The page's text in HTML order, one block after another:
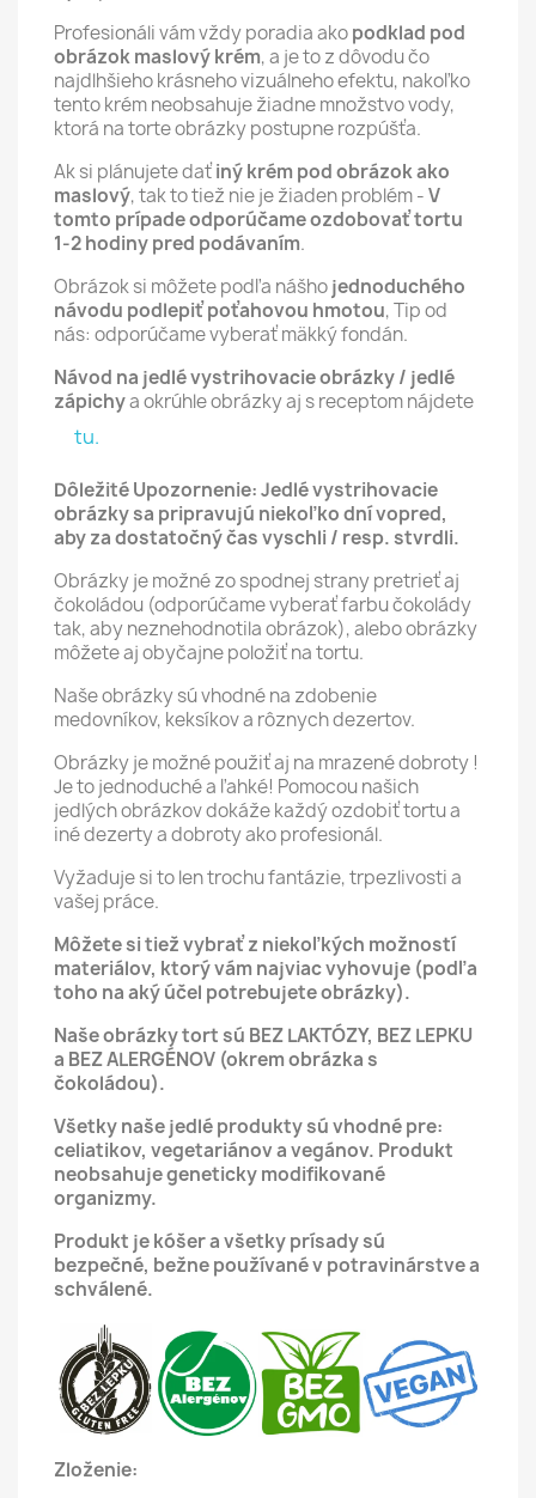
Profesionáli vám vždy poradia akopodklad pod
obrázok maslový krém, a je to z dôvodu čo
najdlhšieho krásneho vizuálneho efektu, nakoľko
tento krém neobsahuje žiadne množstvo vody,
ktorá na torte obrázky postupne rozpúšťa.
Ak si plánujete daťiný krém pod obrázok ako
maslový, tak to tiež nie je žiaden problém -V
tomto prípade odporúčame ozdobovať tortu
1-2 hodiny pred podávaním.
Obrázok si môžete podľa nášhojednoduchého
návodu podlepiť poťahovou hmotou, Tip od
nás: odporúčame vyberať mäkký fondán.
Návod na jedlé vystrihovacie obrázky / jedlé
zápichya okrúhle obrázky aj s receptom nájdete
tu.
Dôležité Upozornenie: Jedlé vystrihovacie
obrázky sa pripravujú niekoľko dní vopred,
aby za dostatočný čas vyschli / resp. stvrdli.
Obrázky je možné zo spodnej strany pretrieť aj
čokoládou (odporúčame vyberať farbu čokolády
tak, aby neznehodnotila obrázok), alebo obrázky
môžete aj obyčajne položiť na tortu.
Naše obrázky sú vhodné na zdobenie
medovníkov, keksíkov a rôznych dezertov.
Obrázky je možné použiť aj na mrazené dobroty !
Je to jednoduché a ľahké! Pomocou našich
jedlých obrázkov dokáže každý ozdobiť tortu a
iné dezerty a dobroty ako profesionál.
Vyžaduje si to len trochu fantázie, trpezlivosti a
vašej práce.
Môžete si tiež vybrať z niekoľkých možností
materiálov, ktorý vám najviac vyhovuje (podľa
toho na aký účel potrebujete obrázky).
Naše obrázky tort sú BEZ LAKTÓZY, BEZ LEPKU
a BEZ ALERGÉNOV (okrem obrázka s
čokoládou).
Všetky naše jedlé produkty sú vhodné pre:
celiatikov, vegetariánov a vegánov. Produkt
neobsahuje geneticky modifikované
organizmy.
Produkt je kóšer a všetky prísady sú
bezpečné, bežne používané v potravinárstve a
schválené.
Zloženie: